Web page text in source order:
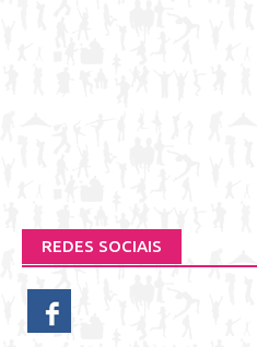
REDES SOCIAIS